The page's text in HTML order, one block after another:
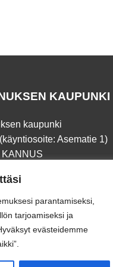
parantamiseksi,
tarjoamiseksi ja
evästeidemme
KAUPUNKI
kaupunki
Asematie 1)
KANNUS
8745 111
873 191